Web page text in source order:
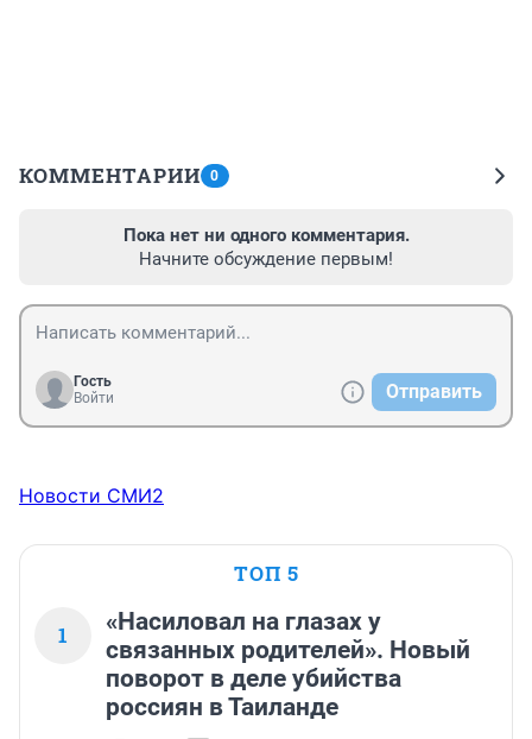
КОММЕНТАРИИ 0
Пока нет ни одного комментария.
Начните обсуждение первым!
Гость
Войти
Отправить
Новости СМИ2
ТОП 5
1
«Насиловал на глазах у
связанных родителей». Новый
поворот в деле убийства
россиян в Таиланде